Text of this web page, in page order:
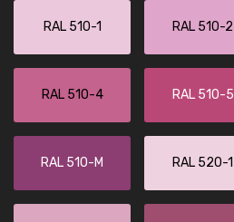
RAL 510-1 RAL 510-2
RAL 510-4 RAL 510-5
RAL 510-M RAL 520-1